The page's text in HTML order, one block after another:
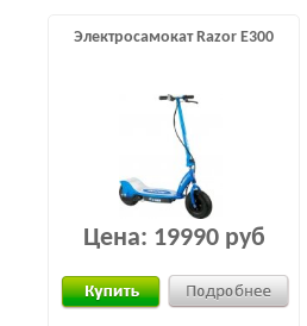
Электросамокат Razor E300
Цена: 19990 руб